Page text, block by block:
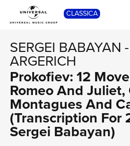
CLASSICA
SERGEI BABAYAN -
ARGERICH
Prokofiev: 12
Romeo And Juliet,
Montagues And
(Transcription For
Sergei Babayan)